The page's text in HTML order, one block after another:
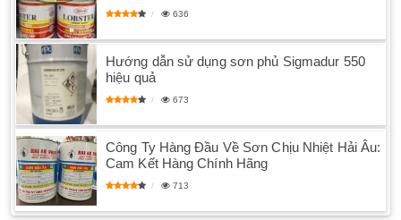
636
Hướng dẫn sử dụng sơn phủ Sigmadur 550
hiệu quả
673
Công Ty Hàng Đầu Về Sơn Chịu Nhiệt Hải Âu:
Cam Kết Hàng Chính Hãng
713